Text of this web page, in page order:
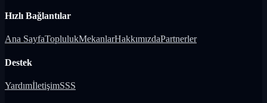
Hızlı Bağlantılar
Ana SayfaToplulukMekanlarHakkımızdaPartnerler
Destek
YardımİletişimSSS